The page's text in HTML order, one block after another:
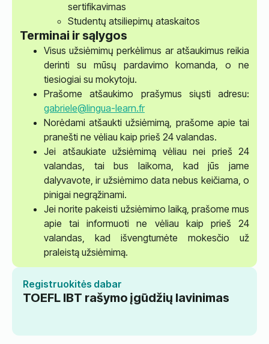
sertifikavimas
Studentų atsiliepimų ataskaitos
Terminai ir sąlygos
Visus užsiėmimų perkėlimus ar atšaukimus reikia
derinti su mūsų pardavimo komanda, o ne
tiesiogiai su mokytoju.
Prašome atšaukimo prašymus siųsti adresu:
gabriele@lingua-learn.fr
Norėdami atšaukti užsiėmimą, prašome apie tai
pranešti ne vėliau kaip prieš 24 valandas.
Jei atšaukiate užsiėmimą vėliau nei prieš 24
valandas, tai bus laikoma, kad jūs jame
dalyvavote, ir užsiėmimo data nebus keičiama, o
pinigai negrąžinami.
Jei norite pakeisti užsiėmimo laiką, prašome mus
apie tai informuoti ne vėliau kaip prieš 24
valandas, kad išvengtumėte mokesčio už
praleistą užsiėmimą.
Registruokitės dabar
TOEFL IBT rašymo įgūdžių lavinimas